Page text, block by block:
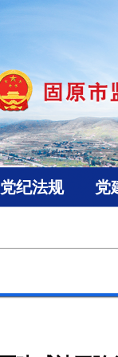
党纪法规 党